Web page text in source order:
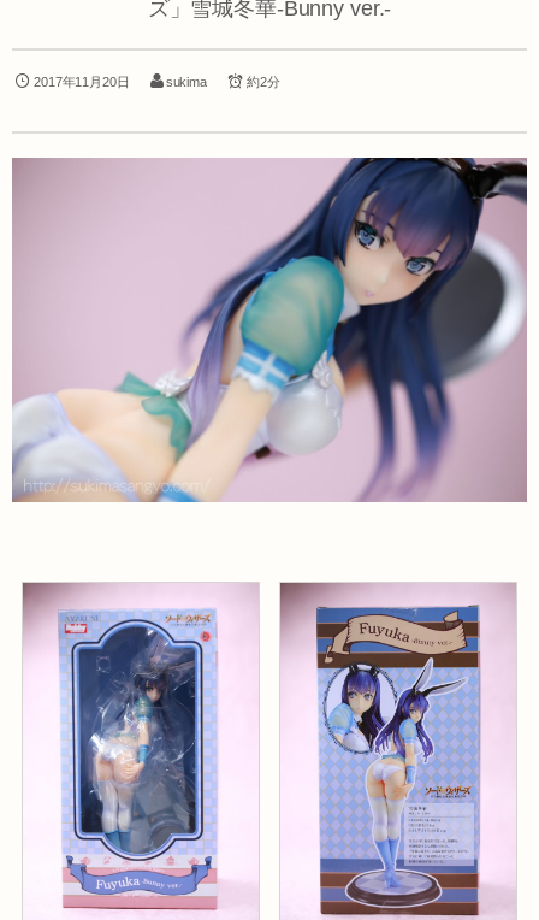
ズ」雪城冬華-Bunny ver.-
2017年11月20日 sukima 約2分